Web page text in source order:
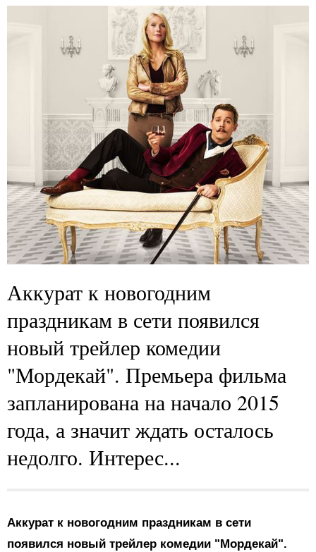
Аккурат к новогодним
праздникам в сети появился
новый трейлер комедии
"Мордекай". Премьера фильма
запланирована на начало 2015
года, а значит ждать осталось
недолго. Интерес...
Аккурат к новогодним праздникам в сети
появился новый трейлер комедии "Мордекай".